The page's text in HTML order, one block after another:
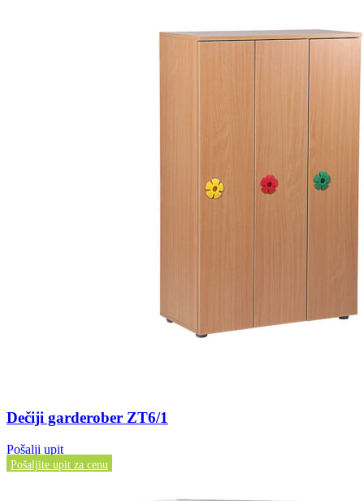
Dečiji garderober ZT6/1
Pošalji upit
Pošaljite upit za cenu